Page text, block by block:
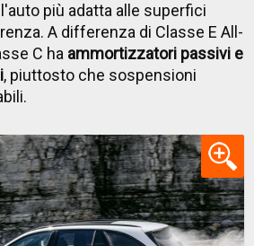
più adatta alle superfici
A differenza di Classe E All-
C ha ammortizzatori passivi e
, piuttosto che sospensioni